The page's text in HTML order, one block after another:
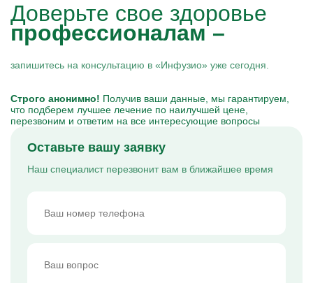
Доверьте свое здоровье
профессионалам –
запишитесь на консультацию в «Инфузио» уже сегодня.
Строго анонимно! Получив ваши данные, мы гарантируем,
что подберем лучшее лечение по наилучшей цене,
перезвоним и ответим на все интересующие вопросы
Оставьте вашу заявку
Наш специалист перезвонит вам в ближайшее время